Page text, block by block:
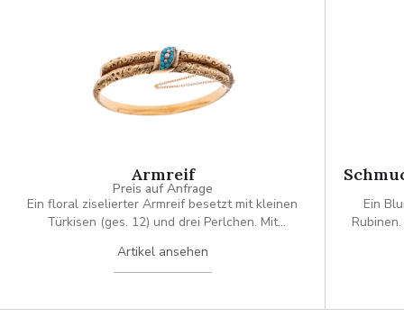
Armreif
Preis auf Anfrage
Ein floral ziselierter Armreif besetzt mit kleinen
Türkisen (ges. 12) und drei Perlchen. Mit
Artikel ansehen
Ein